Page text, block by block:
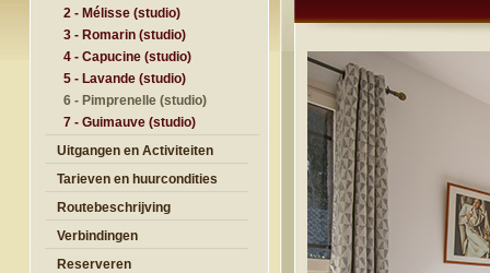
2 - Mélisse (studio)
3 - Romarin (studio)
4 - Capucine (studio)
5 - Lavande (studio)
6 - Pimprenelle (studio)
7 - Guimauve (studio)
Uitgangen en Activiteiten
Tarieven en huurcondities
Routebeschrijving
Verbindingen
Reserveren